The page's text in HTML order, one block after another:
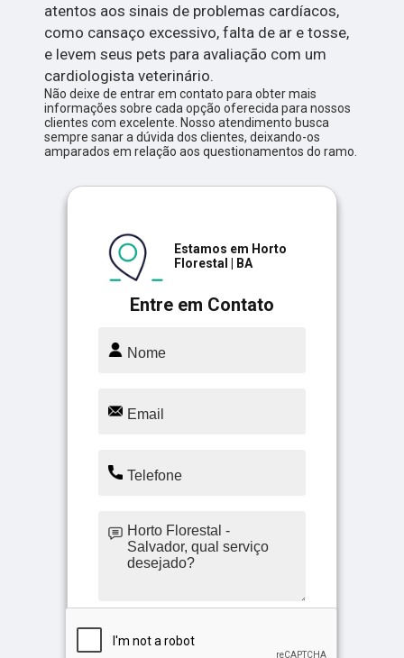
atentos aos sinais de problemas cardíacos,
como cansaço excessivo, falta de ar e tosse,
e levem seus pets para avaliação com um
cardiologista veterinário.
Não deixe de entrar em contato para obter mais
informações sobre cada opção oferecida para nossos
clientes com excelente. Nosso atendimento busca
sempre sanar a dúvida dos clientes, deixando-os
amparados em relação aos questionamentos do ramo.
Entre em Contato
Estamos em Horto
Florestal | BA